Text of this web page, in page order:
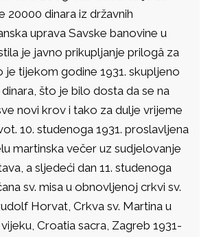
20000 dinara iz državnih
uprava Savske banovine u
je javno prikupljanje prilogâ za
je tijekom godine 1931. skupljeno
što je bilo dosta da se na
novi krov i tako za dulje vrijeme
10. studenoga 1931. proslavljena
martinska večer uz sudjelovanje
a sljedeći dan 11. studenoga
sv. misa u obnovljenoj crkvi sv.
Horvat, Crkva sv. Martina u
Croatia sacra, Zagreb 1931-